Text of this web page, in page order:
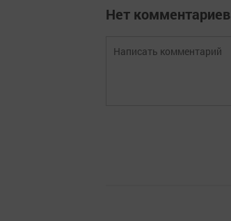
Нет комментариев